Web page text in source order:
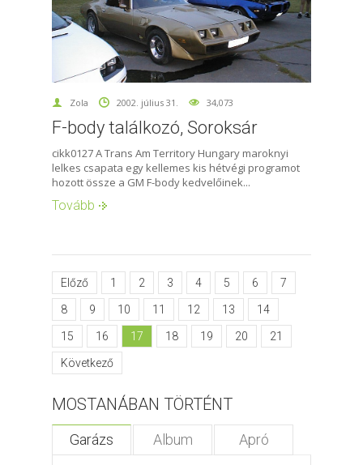
Zola 2002. július 31. 34,073
F-body találkozó, Soroksár
cikk0127 A Trans Am Territory Hungary maroknyi
lelkes csapata egy kellemes kis hétvégi programot
hozott össze a GM F-body kedvelőinek...
Tovább
Előző 1 2 3 4 5 6 7
8 9 10 11 12 13 14
15 16 17 18 19 20 21
Következő
MOSTANÁBAN TÖRTÉNT
Garázs Album Apró